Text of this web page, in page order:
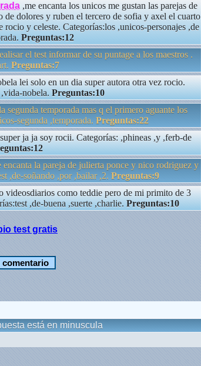
,me encanta los unicos me gustan las parejas de
dolores y ruben el tercero de sofia y axel el cuarto
y celeste. Categorías:los ,unicos-personajes ,de
Preguntas:12
el test informar de su puntage a los maestros .
Preguntas:7
lei solo en un dia super autora otra vez rocio.
nobela. Preguntas:10
segunda temporada mas q el primero aguante los
segunda ,temporada. Preguntas:22
ja ja soy rocii. Categorías: ,phineas ,y ,ferb-de
encanta la pareja de julierta ponce y nico rodriguez y
,de-soñando ,por ,bailar ,2. Preguntas:9
videosdiarios como teddie pero de mi primito de 3
,de-buena ,suerte ,charlie. Preguntas:10
test gratis
está en minuscula